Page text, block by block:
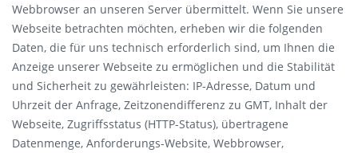
Webbrowser an unseren Server übermittelt. Wenn Sie unsere
Webseite betrachten möchten, erheben wir die folgenden
Daten, die für uns technisch erforderlich sind, um Ihnen die
Anzeige unserer Webseite zu ermöglichen und die Stabilität
und Sicherheit zu gewährleisten: IP-Adresse, Datum und
Uhrzeit der Anfrage, Zeitzonendifferenz zu GMT, Inhalt der
Webseite, Zugriffsstatus (HTTP-Status), übertragene
Datenmenge, Anforderungs-Website, Webbrowser,